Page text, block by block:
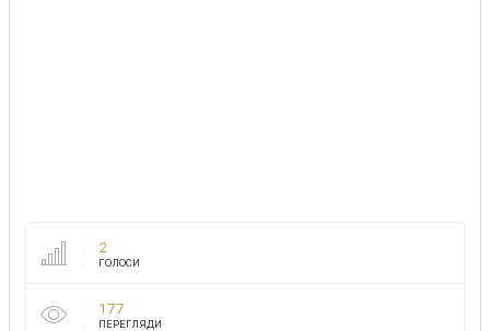
2
ГОЛОСИ
177
ПЕРЕГЛЯДИ